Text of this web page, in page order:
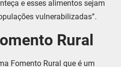
e esses alimentos sejam
vulnerabilizadas”.
Rural
Fomento Rural que é um